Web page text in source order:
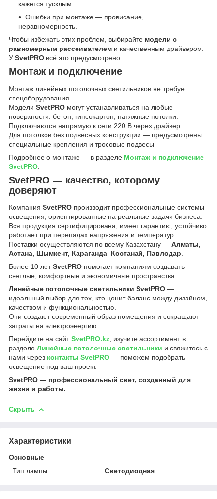
кажется тусклым.
Ошибки при монтаже — провисание,
неравномерность.
Чтобы избежать этих проблем, выбирайте модели с
равномерным рассеивателем и качественным драйвером.
У SvetPRO всё это предусмотрено.
Монтаж и подключение
Монтаж линейных потолочных светильников не требует
спецоборудования.
Модели SvetPRO могут устанавливаться на любые
поверхности: бетон, гипсокартон, натяжные потолки.
Подключаются напрямую к сети 220 В через драйвер.
Для потолков без подвесных конструкций — предусмотрены
специальные крепления и тросовые подвесы.
Подробнее о монтаже — в разделе Монтаж и подключение
SvetPRO
SvetPRO — качество, которому
доверяют
Компания SvetPRO производит профессиональные системы
освещения, ориентированные на реальные задачи бизнеса.
Вся продукция сертифицирована, имеет гарантию, устойчиво
работает при перепадах напряжения и температур.
Поставки осуществляются по всему Казахстану — Алматы,
Астана, Шымкент, Караганда, Костанай, Павлодар
Более 10 летSvetPRO помогает компаниям создавать
светлые, комфортные и экономичные пространства.
Линейные потолочные светильники SvetPRO —
идеальный выбор для тех, кто ценит баланс между дизайном,
качеством и функциональностью.
Они создают современный образ помещения и сокращают
затраты на электроэнергию.
Перейдите на сайтSvetPRO.kz , изучите ассортимент в
разделе Линейные потолочные светильники и свяжитесь с
нами через контакты SvetPRO — поможем подобрать
освещение под ваш проект.
SvetPRO — профессиональный свет, созданный для
жизни и работы.
Скрыть
Характеристики
Основные
Тип лампы
Светодиодная